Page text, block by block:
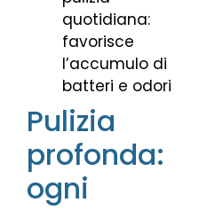
quotidiana:
favorisce
l’accumulo di
batteri e odori
Pulizia
profonda:
ogni